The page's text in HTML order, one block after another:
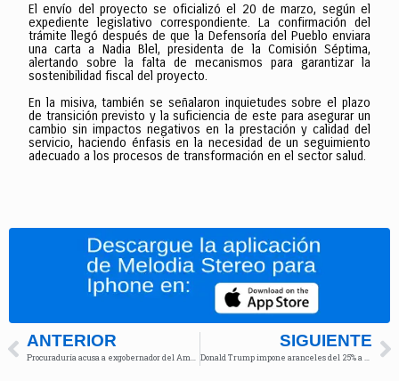
El envío del proyecto se oficializó el 20 de marzo, según el
expediente legislativo correspondiente. La confirmación del
trámite llegó después de que la Defensoría del Pueblo enviara
una carta a Nadia Blel, presidenta de la Comisión Séptima,
alertando sobre la falta de mecanismos para garantizar la
sostenibilidad fiscal del proyecto.
En la misiva, también se señalaron inquietudes sobre el plazo
de transición previsto y la suficiencia de este para asegurar un
cambio sin impactos negativos en la prestación y calidad del
servicio, haciendo énfasis en la necesidad de un seguimiento
adecuado a los procesos de transformación en el sector salud.
ANTERIOR SIGUIENTE